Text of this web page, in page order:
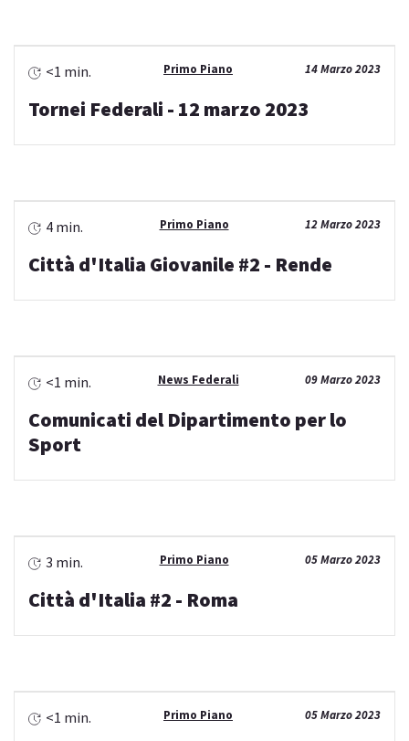
14 Marzo 2023
Primo Piano
<1 min.
Tornei Federali - 12 marzo 2023
12 Marzo 2023
Primo Piano
4 min.
Città d'Italia Giovanile #2 - Rende
09 Marzo 2023
News Federali
<1 min.
Comunicati del Dipartimento per lo
Sport
05 Marzo 2023
Primo Piano
3 min.
Città d'Italia #2 - Roma
05 Marzo 2023
Primo Piano
<1 min.